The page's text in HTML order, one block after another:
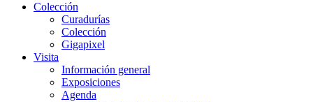
Colección
Curadurías
Colección
Gigapixel
Visita
Información general
Exposiciones
Agenda